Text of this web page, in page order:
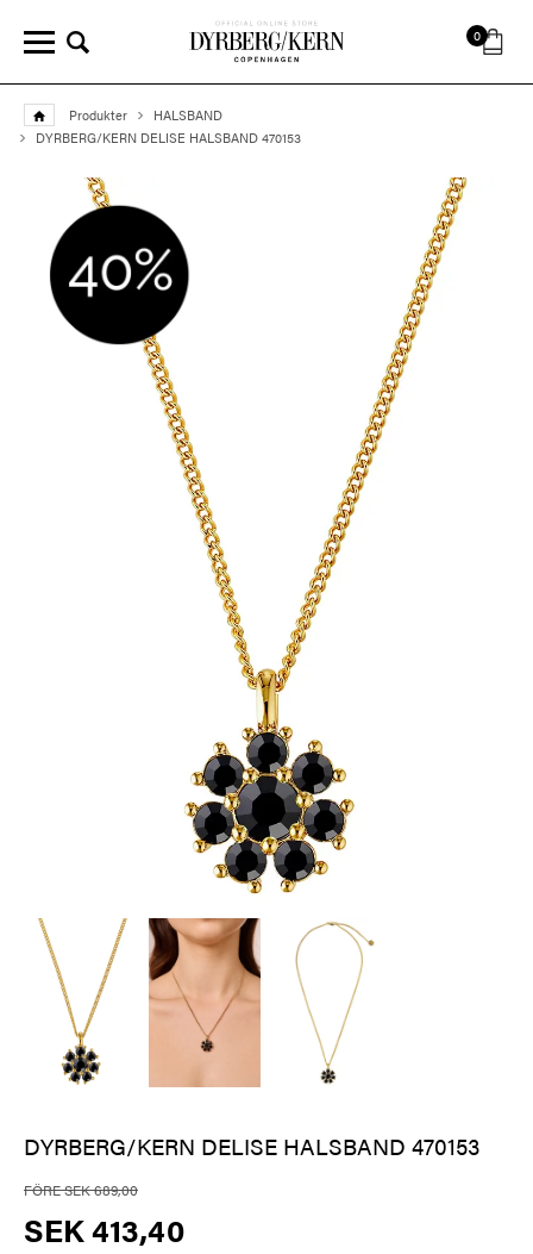
0
Produkter
HALSBAND
DYRBERG/KERN DELISE HALSBAND 470153
DYRBERG/KERN DELISE HALSBAND 470153
FÖRE SEK 689,00
SEK 413,40